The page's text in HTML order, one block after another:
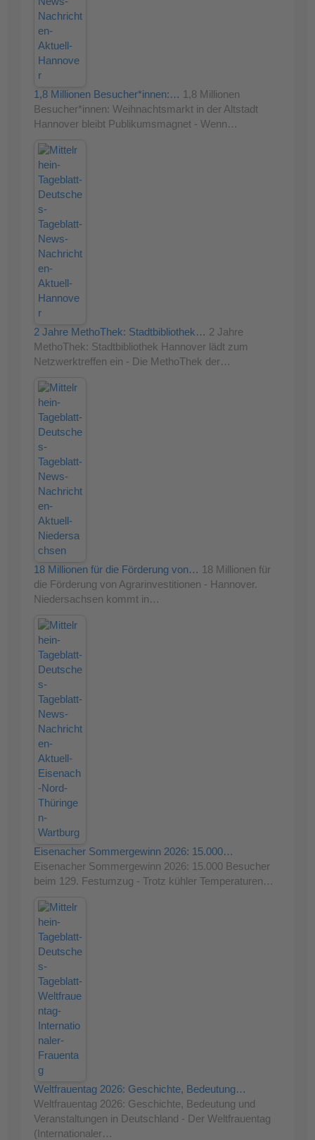
1,8 Millionen Besucher*innen:… 1,8 Millionen
Besucher*innen: Weihnachtsmarkt in der Altstadt
Hannover bleibt Publikumsmagnet - Wenn…
2 Jahre MethoThek: Stadtbibliothek… 2 Jahre
MethoThek: Stadtbibliothek Hannover lädt zum
Netzwerktreffen ein - Die MethoThek der…
18 Millionen für die Förderung von… 18 Millionen für
die Förderung von Agrarinvestitionen - Hannover.
Niedersachsen kommt in…
Eisenacher Sommergewinn 2026: 15.000…
Eisenacher Sommergewinn 2026: 15.000 Besucher
beim 129. Festumzug - Trotz kühler Temperaturen…
Weltfrauentag 2026: Geschichte, Bedeutung…
Weltfrauentag 2026: Geschichte, Bedeutung und
Veranstaltungen in Deutschland - Der Weltfrauentag
(Internationaler…